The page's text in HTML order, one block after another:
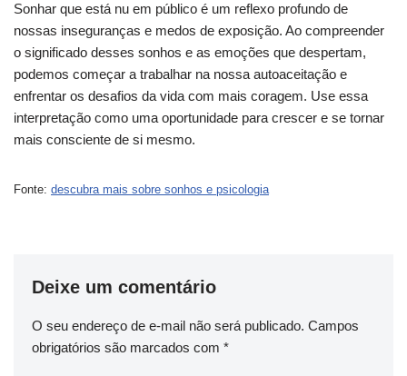
Sonhar que está nu em público é um reflexo profundo de
nossas inseguranças e medos de exposição. Ao compreender
o significado desses sonhos e as emoções que despertam,
podemos começar a trabalhar na nossa autoaceitação e
enfrentar os desafios da vida com mais coragem. Use essa
interpretação como uma oportunidade para crescer e se tornar
mais consciente de si mesmo.
Fonte: descubra mais sobre sonhos e psicologia
Deixe um comentário
O seu endereço de e-mail não será publicado. Campos
obrigatórios são marcados com *